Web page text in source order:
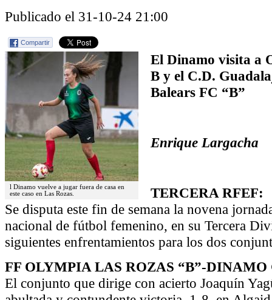
Publicado el 31-10-24 21:00
Compartir
l Dinamo vuelve a jugar fuera de casa en
este caso en Las Rozas.
El Dinamo visita a
B y el C.D.
Balears FC “B”
Enrique Largacha
TERCERA RFEF:
Se disputa este fin de semana la novena
nacional de fútbol femenino, en su Tercera
siguientes enfrentamientos para los dos
FF OLYMPIA LAS ROZAS “B”-
El conjunto que dirige con acierto Joaquín